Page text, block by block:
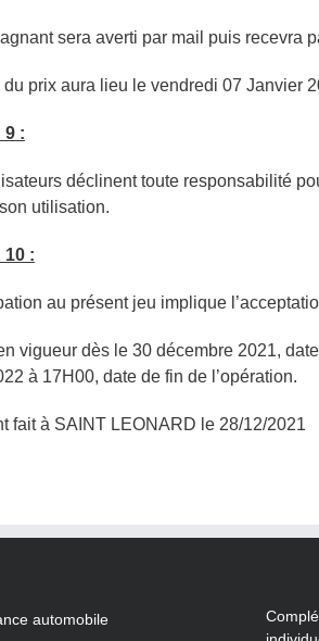
sera averti par mail puis recevra
du prix aura lieu le vendredi 07 Janvier
9 :
déclinent toute responsabilité
utilisation.
10 :
au présent jeu implique
en vigueur dès le 30 décembre 2021,
à 17H00, date de fin de l’opération.
fait à SAINT LEONARD le 28/12/2021
automobile